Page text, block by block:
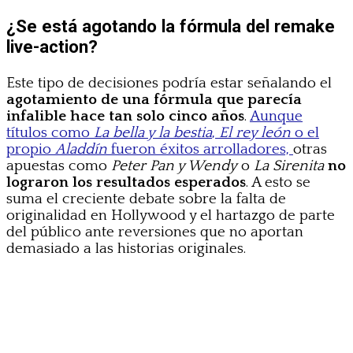
¿Se está agotando la fórmula del remake
live-action?
Este tipo de decisiones podría estar señalando el
agotamiento de una fórmula que parecía
infalible hace tan solo cinco años. Aunque
títulos como La bella y la bestia, El rey león o el
propioAladdín fueron éxitos arrolladores, otras
apuestas como Peter Pan y Wendyo La Sirenita no
lograron los resultados esperados. A esto se
suma el creciente debate sobre la falta de
originalidad en Hollywood y el hartazgo de parte
del público ante reversiones que no aportan
demasiado a las historias originales.